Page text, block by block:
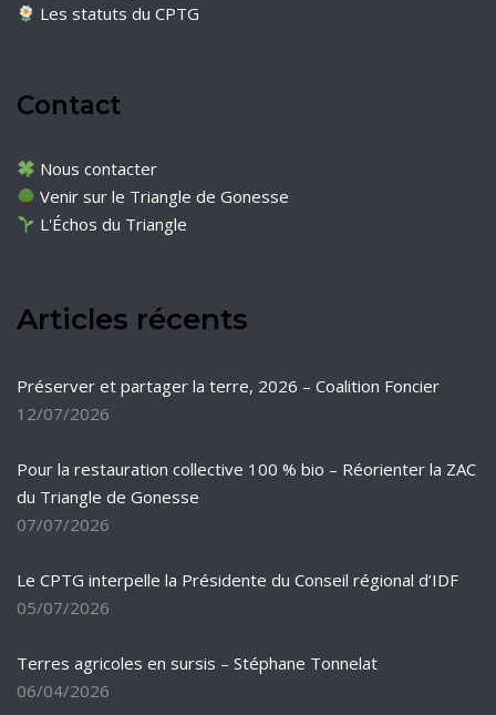
Les statuts du CPTG
Contact
Nous contacter
Venir sur le Triangle de Gonesse
L'Échos du Triangle
Articles récents
Préserver et partager la terre, 2026 – Coalition Foncier
12/07/2026
Pour la restauration collective 100 % bio – Réorienter la ZAC
du Triangle de Gonesse
07/07/2026
Le CPTG interpelle la Présidente du Conseil régional d’IDF
05/07/2026
Terres agricoles en sursis – Stéphane Tonnelat
06/04/2026